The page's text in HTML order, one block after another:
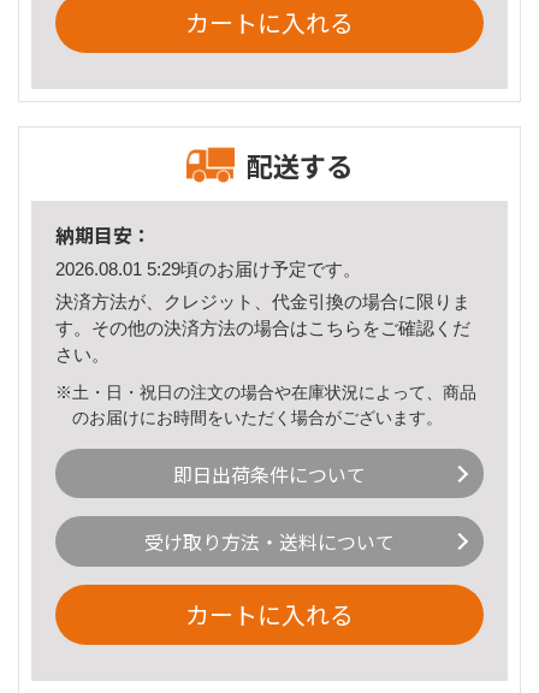
カートに入れる
配送する
納期目安：
2026.08.01 5:29頃のお届け予定です。
決済方法が、クレジット、代金引換の場合に限りま
す。その他の決済方法の場合はこちら をご確認くだ
さい。
※土・日・祝日の注文の場合や在庫状況によって、商品
のお届けにお時間をいただく場合がございます。
即日出荷条件について
受け取り方法・送料について
カートに入れる